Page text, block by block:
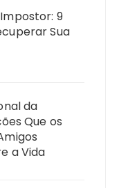
9
Sua
da
Que os
a Vida